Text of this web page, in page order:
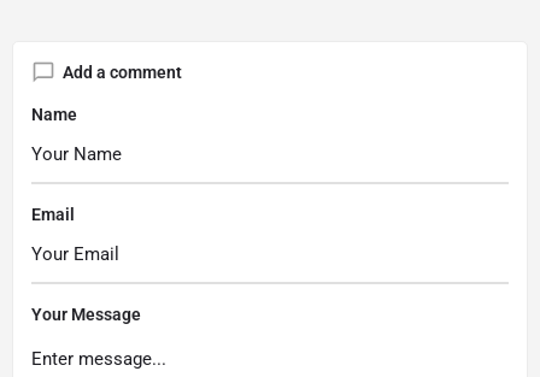
Add a comment
Name
Email
Your Message